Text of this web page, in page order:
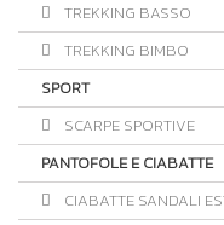
TREKKING BASSO
TREKKING BIMBO
SPORT
SCARPE SPORTIVE
PANTOFOLE E CIABATTE
CIABATTE SANDALI